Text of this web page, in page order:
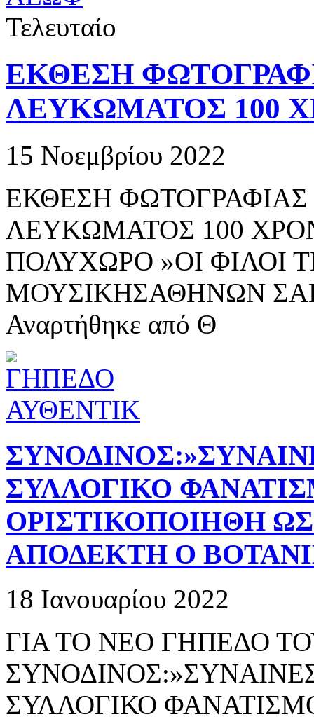
Τελευταίο
ΕΚΘΕΣΗ
ΛΕΥΚΩΜΑΤΟΣ 100
15 Νοεμβρίου 2022
ΕΚΘΕΣΗ
ΛΕΥΚΩΜΑΤΟΣ 100
ΠΟΛΥΧΩΡΟ »ΟΙ ΦΙΛΟΙ
ΜΟΥΣΙΚΗΣΑΘΗΝΩΝ
Αναρτήθηκε από Θ
ΣΥΛΛΟΓΙΚΟ
ΟΡΙΣΤΙΚΟΠΟΙΗΘΗ
ΑΠΟΔΕΚΤΗ Ο
18 Ιανουαρίου 2022
ΓΙΑ ΤΟ ΝΕΟ ΓΗΠΕΔΟ
ΣΥΛΛΟΓΙΚΟ